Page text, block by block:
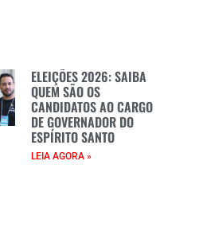
ELEIÇÕES 2026: SAIBA
QUEM SÃO OS
CANDIDATOS AO CARGO
DE GOVERNADOR DO
ESPÍRITO SANTO
LEIA AGORA »